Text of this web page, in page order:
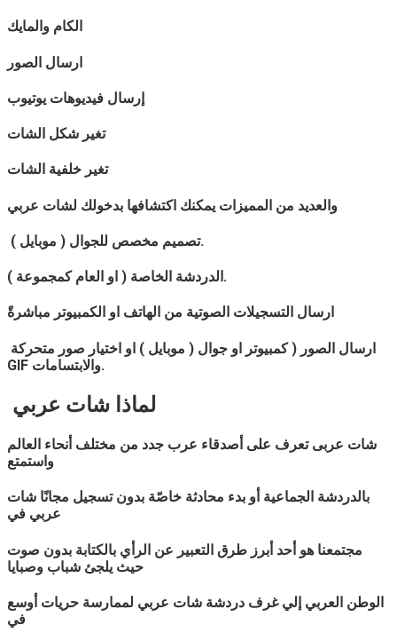
الكام والمايك
ارسال الصور
إرسال فيديوهات يوتيوب
تغير شكل الشات
تغير خلفية الشات
والعديد من المميزات يمكنك اكتشافها بدخولك لشات عربي
تصميم مخصص للجوال ( موبايل ).
الدردشة الخاصة ( او العام كمجموعة ).
ارسال التسجيلات الصوتية من الهاتف او الكمبيوتر مباشرةً
GIF والابتسامات.
لماذا شات عربي
شات عربى تعرف على أصدقاء عرب جدد من مختلف أنحاء العالم
واستمتع
بالدردشة الجماعية أو بدء محادثة خاصّة بدون تسجيل مجانًا شات
عربي في
مجتمعنا هو أحد أبرز طرق التعبير عن الرأي بالكتابة بدون صوت
حيث يلجئ شباب وصبايا
الوطن العربي إلي غرف دردشة شات عربي لممارسة حريات أوسع
في